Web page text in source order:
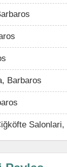
Barbaros
Salonlari,